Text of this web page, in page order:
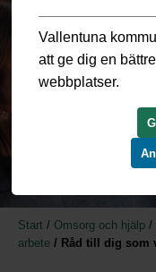
Start / Omsorg och hjälp /
arbete / Råd till dig som
Vallentuna
att ge dig en
webbplatser.